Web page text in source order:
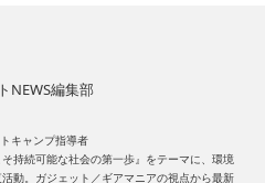
NEWS編集部
キャンプ指導者
持続可能な社会の第一歩』をテーマに、環境
動。ガジェット／ギアマニアの視点から最新